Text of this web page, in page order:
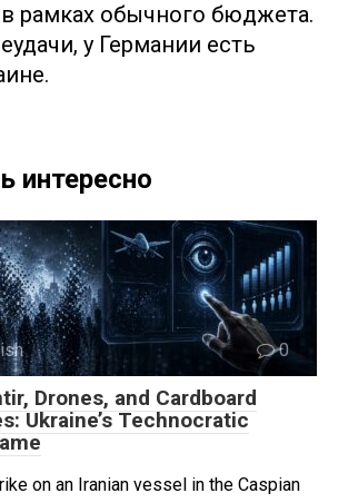
рамках обычного бюджета.
у Германии есть
0
Drones, and Cardboard
Ukraine’s Technocratic
on an Iranian vessel in the Caspian